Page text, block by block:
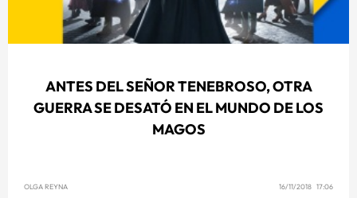
ANTES DEL SEÑOR TENEBROSO, OTRA
GUERRA SE DESATÓ EN EL MUNDO DE LOS
MAGOS
OLGA REYNA 16/11/2018 17:06